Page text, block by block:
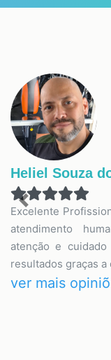
Heliel Souza
Excelente
atendimento
atenção e
resultados graças
ver mais
Previous